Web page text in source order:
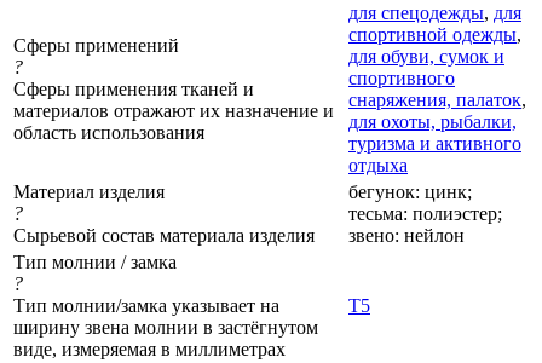
Сферы применений
?
Сферы применения тканей и
материалов отражают их назначение и
область использования
для спецодежды, для
спортивной одежды,
для обуви, сумок и
спортивного
снаряжения, палаток,
для охоты, рыбалки,
туризма и активного
отдыха
Материал изделия
?
Сырьевой состав материала изделия
бегунок: цинк;
тесьма: полиэстер;
звено: нейлон
Тип молнии / замка
?
Тип молнии/замка указывает на
ширину звена молнии в застёгнутом
виде, измеряемая в миллиметрах
Т5